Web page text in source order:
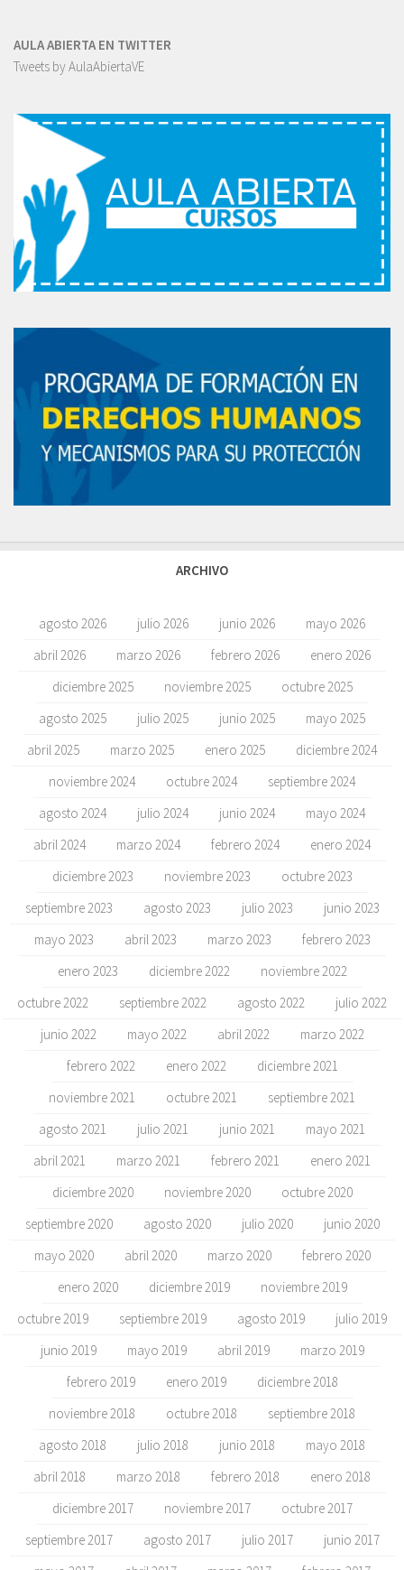
AULA ABIERTA EN TWITTER
Tweets by AulaAbiertaVE
ARCHIVO
agosto 2026 julio 2026 junio 2026
mayo 2026
abril 2026
marzo 2026 febrero 2026
enero 2026
diciembre 2025
noviembre 2025
octubre 2025
agosto 2025
julio 2025 junio 2025
mayo 2025
abril 2025
marzo 2025 enero 2025
diciembre 2024
noviembre 2024
octubre 2024
septiembre 2024
agosto 2024
julio 2024 junio 2024
mayo 2024
abril 2024
marzo 2024 febrero 2024
enero 2024
diciembre 2023
noviembre 2023
octubre 2023
septiembre 2023
agosto 2023 julio 2023
junio 2023
mayo 2023
abril 2023 marzo 2023
febrero 2023
enero 2023
diciembre 2022
noviembre 2022
octubre 2022
septiembre 2022 agosto 2022
julio 2022
junio 2022
mayo 2022 abril 2022
marzo 2022
febrero 2022
enero 2022
diciembre 2021
noviembre 2021
octubre 2021
septiembre 2021
agosto 2021
julio 2021 junio 2021
mayo 2021
abril 2021
marzo 2021 febrero 2021
enero 2021
diciembre 2020
noviembre 2020
octubre 2020
septiembre 2020
agosto 2020 julio 2020
junio 2020
mayo 2020
abril 2020 marzo 2020
febrero 2020
enero 2020
diciembre 2019
noviembre 2019
octubre 2019
septiembre 2019 agosto 2019
julio 2019
junio 2019
mayo 2019 abril 2019
marzo 2019
febrero 2019
enero 2019
diciembre 2018
noviembre 2018
octubre 2018
septiembre 2018
agosto 2018
julio 2018 junio 2018
mayo 2018
abril 2018
marzo 2018 febrero 2018
enero 2018
diciembre 2017
noviembre 2017
octubre 2017
septiembre 2017
agosto 2017 julio 2017
junio 2017